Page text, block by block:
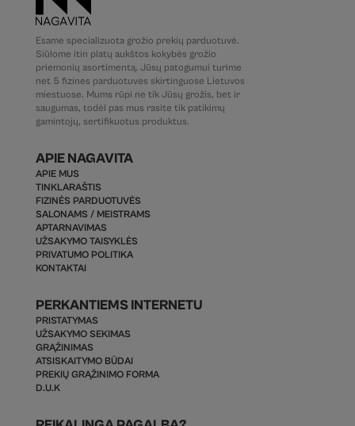
Esame specializuota grožio prekių parduotuvė.
Siūlome itin platų aukštos kokybės grožio
priemonių asortimentą. Jūsų patogumui turime
net 5 fizines parduotuves skirtinguose Lietuvos
miestuose. Mums rūpi ne tik Jūsų grožis, bet ir
saugumas, todėl pas mus rasite tik patikimų
gamintojų, sertifikuotus produktus.
APIE NAGAVITA
APIE MUS
TINKLARAŠTIS
FIZINĖS PARDUOTUVĖS
SALONAMS / MEISTRAMS
APTARNAVIMAS
UŽSAKYMO TAISYKLĖS
PRIVATUMO POLITIKA
KONTAKTAI
PERKANTIEMS INTERNETU
PRISTATYMAS
UŽSAKYMO SEKIMAS
GRĄŽINIMAS
ATSISKAITYMO BŪDAI
PREKIŲ GRĄŽINIMO FORMA
D.U.K